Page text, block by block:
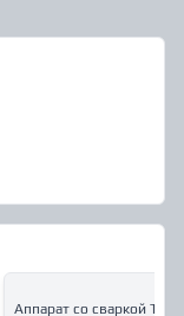
Аппарат со сваркой ТIG и